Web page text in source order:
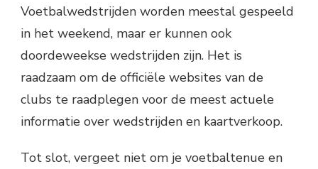
Voetbalwedstrijden worden meestal gespeeld
in het weekend, maar er kunnen ook
doordeweekse wedstrijden zijn. Het is
raadzaam om de officiële websites van de
clubs te raadplegen voor de meest actuele
informatie over wedstrijden en kaartverkoop.
Tot slot, vergeet niet om je voetbaltenue en